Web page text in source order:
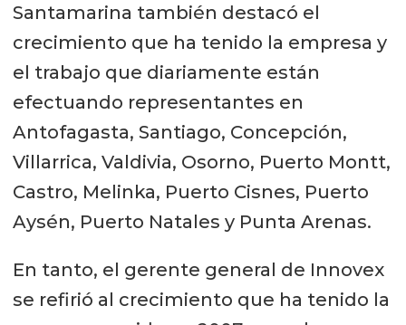
Santamarina también destacó el
crecimiento que ha tenido la empresa y
el trabajo que diariamente están
efectuando representantes en
Antofagasta, Santiago, Concepción,
Villarrica, Valdivia, Osorno, Puerto Montt,
Castro, Melinka, Puerto Cisnes, Puerto
Aysén, Puerto Natales y Punta Arenas.
En tanto, el gerente general de Innovex
se refirió al crecimiento que ha tenido la